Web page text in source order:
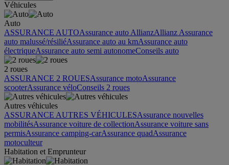
Véhicules
Auto
ASSURANCE AUTOAssurance auto AllianzAllianz Assurance
auto malussé/résiliéAssurance auto au kmAssurance auto
électriqueAssurance auto semi autonomeConseils auto
2 roues
ASSURANCE 2 ROUESAssurance motoAssurance
scooterAssurance véloConseils 2 roues
Autres véhicules
ASSURANCE AUTRES VÉHICULESAssurance nouvelles
mobilitésAssurance voiture de collectionAssurance voiture sans
permisAssurance camping-carAssurance quadAssurance
motoculteur
Habitation et Emprunteur